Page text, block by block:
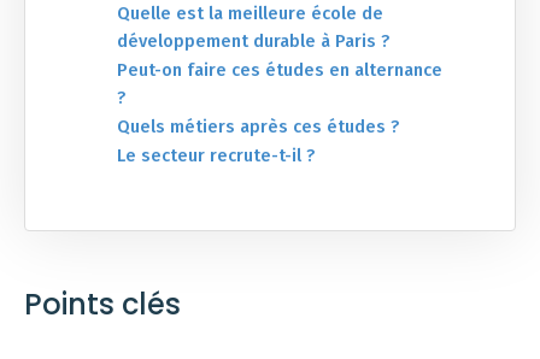
Quelle est la meilleure école de
développement durable à Paris ?
Peut-on faire ces études en alternance
?
Quels métiers après ces études ?
Le secteur recrute-t-il ?
Points clés